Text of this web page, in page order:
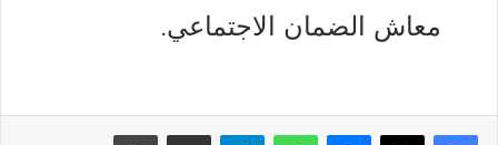
معاش الضمان الاجتماعي.
فيسبوك ‫X ماسنجر واتساب تيلقرام مشاركة عبر البريد طباعة